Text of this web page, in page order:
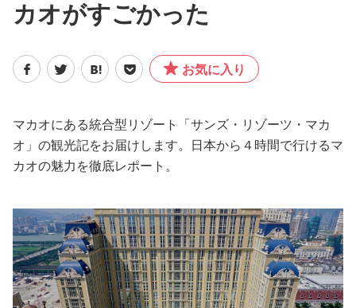
DRESS部活
ライフスタイル
ファッション
恋愛/結婚/離婚
美容/健康
ワークスタイル
カオがすごかった
お気に入り
マカオにある統合型リゾート「サンズ・リゾーツ・マカ
オ」の観光記をお届けします。日本から４時間で行けるマ
カオの魅力を徹底レポート。